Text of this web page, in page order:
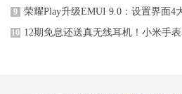
9 荣耀Play升级EMUI 9.0：设置界面4
10 12期免息还送真无线耳机！小米手